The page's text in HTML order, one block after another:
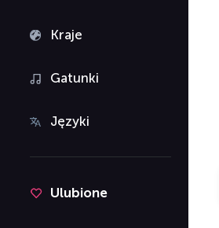
Kraje
Gatunki
Języki
Ulubione